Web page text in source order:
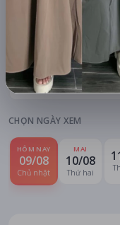
LỊCH CHIẾU
KHU VỰC
Hà Nội
CHỌN NGÀY XEM
HÔM NAY
09/08
Chủ nhật
MAI
10/08
Thứ hai